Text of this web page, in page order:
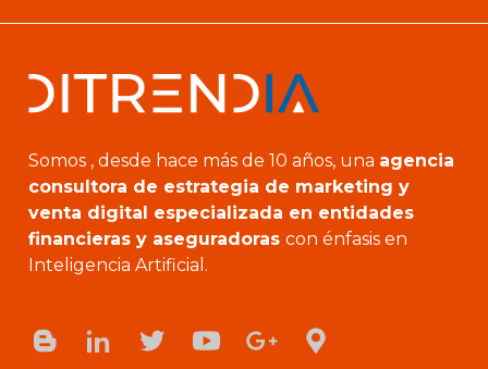
Somos , desde hace más de 10 años, una agencia
consultora de estrategia de marketing y
venta digital especializada en entidades
financieras y aseguradoras con énfasis en
Inteligencia Artificial.